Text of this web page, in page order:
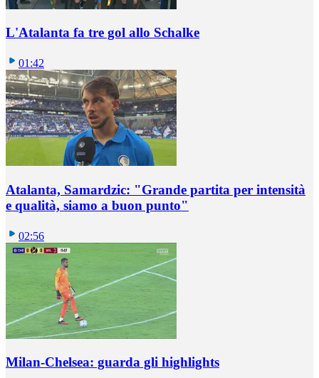
L'Atalanta fa tre gol allo Schalke
01:42
Atalanta, Samardzic: "Grande partita per intensità
e qualità, siamo a buon punto"
02:56
Milan-Chelsea: guarda gli highlights